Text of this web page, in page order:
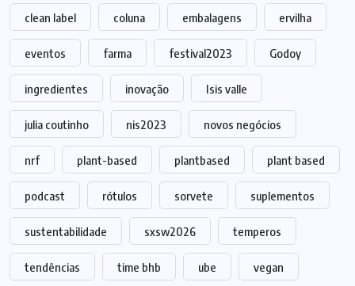
clean label coluna embalagens ervilha
eventos farma festival2023 Godoy
ingredientes inovação Isis valle
julia coutinho nis2023 novos negócios
nrf plant-based plantbased plant based
podcast rótulos sorvete suplementos
sustentabilidade sxsw2026 temperos
tendências time bhb ube vegan